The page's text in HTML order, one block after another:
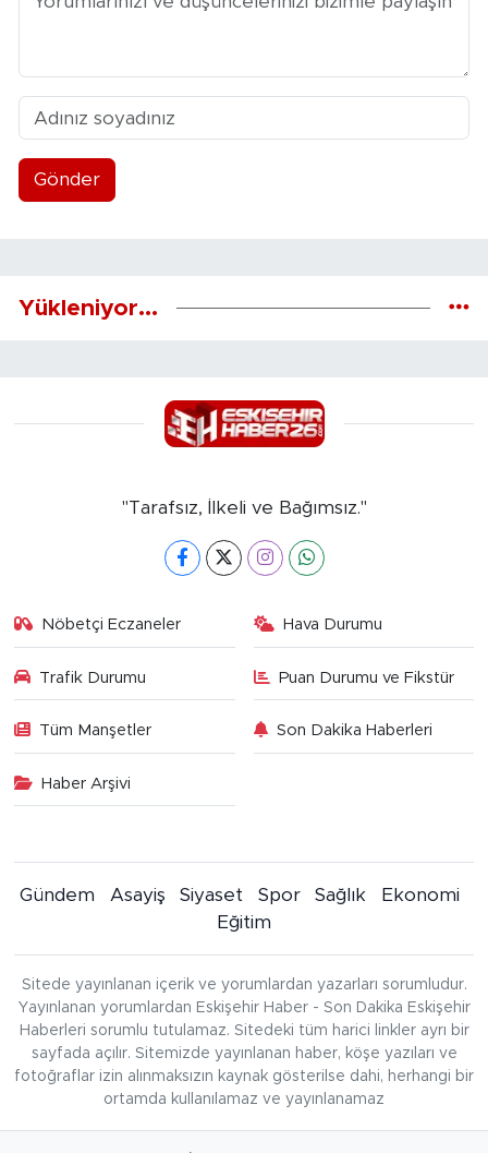
Gönder
Yükleniyor...
"Tarafsız, İlkeli ve Bağımsız."
Nöbetçi Eczaneler Hava Durumu
Trafik Durumu Puan Durumu ve Fikstür
Tüm Manşetler Son Dakika Haberleri
Haber Arşivi
Gündem Asayiş Siyaset Spor Sağlık
Ekonomi
Eğitim
Sitede yayınlanan içerik ve yorumlardan yazarları sorumludur.
Yayınlanan yorumlardan Eskişehir Haber - Son Dakika Eskişehir
Haberleri sorumlu tutulamaz. Sitedeki tüm harici linkler ayrı bir
sayfada açılır. Sitemizde yayınlanan haber, köşe yazıları ve
fotoğraflar izin alınmaksızın kaynak gösterilse dahi, herhangi bir
ortamda kullanılamaz ve yayınlanamaz